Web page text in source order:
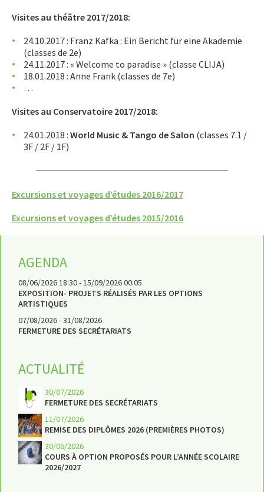
Visites au théâtre 2017/2018:
24.10.2017 : Franz Kafka : Ein Bericht für eine Akademie
(classes de 2e)
24.11.2017 : « Welcome to paradise » (classe CLIJA)
18.01.2018 : Anne Frank (classes de 7e)
…
Visites au Conservatoire 2017/2018:
24.01.2018 : World Music & Tango de Salon (classes 7.1 /
3F / 2F / 1F)
Excursions et voyages d’études 2016/2017
Excursions et voyages d’études 2015/2016
AGENDA
08/06/2026 18:30 - 15/09/2026 00:05
EXPOSITION- PROJETS RÉALISÉS PAR LES OPTIONS
ARTISTIQUES
07/08/2026 - 31/08/2026
FERMETURE DES SECRÉTARIATS
ACTUALITÉ
30/07/2026
FERMETURE DES SECRÉTARIATS
11/07/2026
REMISE DES DIPLÔMES 2026 (PREMIÈRES PHOTOS)
30/06/2026
COURS À OPTION PROPOSÉS POUR L’ANNÉE SCOLAIRE
2026/2027